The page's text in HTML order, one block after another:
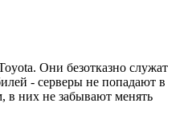
Они безотказно служат
- серверы не попадают в
в них не забывают менять